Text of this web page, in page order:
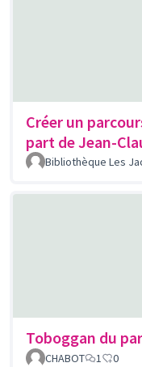
Créer un
part de Jean-
Bibliothèque Les
Toboggan du
CHABOT
1 0